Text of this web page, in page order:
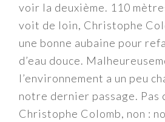
voir la deuxième. 110
voit de loin, Christophe
une bonne aubaine pour
d’eau douce.
l’environnement a un peu
notre dernier passage. Pas
Christophe Colomb, non :